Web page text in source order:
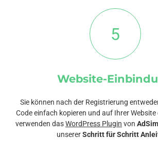
5
Website-
Sie können nach der Registrierung
Code einfach kopieren und auf Ihrer Website
verwenden dasWordPress Plugin von
unsererSchritt für Schritt